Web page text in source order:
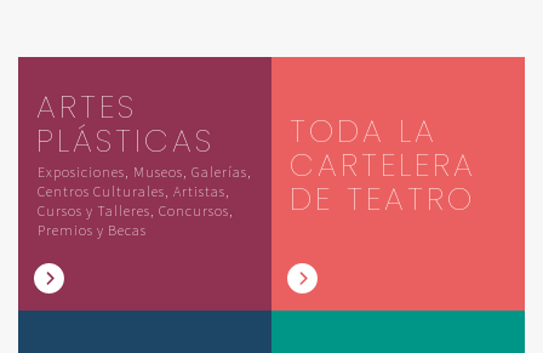
ARTES
PLÁSTICAS
Exposiciones, Museos, Galerías,
Centros Culturales, Artistas,
Cursos y Talleres, Concursos,
Premios y Becas
TODA LA
CARTELERA
DE TEATRO